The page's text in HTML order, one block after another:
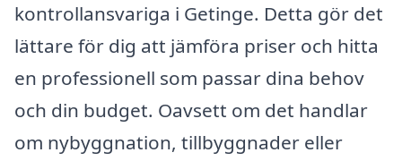
kontrollansvariga i Getinge. Detta gör det
lättare för dig att jämföra priser och hitta
en professionell som passar dina behov
och din budget. Oavsett om det handlar
om nybyggnation, tillbyggnader eller